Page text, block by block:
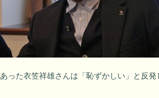
った衣笠祥雄さんは「恥ずかしい」と反